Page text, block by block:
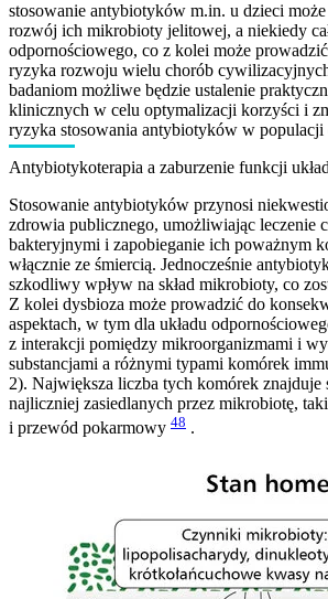
stosowanie antybiotyków m.in. u dzieci może
rozwój ich mikrobioty jelitowej, a niekiedy
odpornościowego, co z kolei może
ryzyka rozwoju wielu chorób
badaniom możliwe będzie ustalenie
klinicznych w celu optymalizacji korzyści i
ryzyka stosowania antybiotyków w populacji
Antybiotykoterapia a zaburzenie funkcji
Stosowanie antybiotyków przynosi
zdrowia publicznego, umożliwiając leczenie
bakteryjnymi i zapobieganie ich poważnym
włącznie ze śmiercią. Jednocześnie
szkodliwy wpływ na skład mikrobioty, co
Z kolei dysbioza może prowadzić do
aspektach, w tym dla układu
z interakcji pomiędzy mikroorganizmami i
substancjami a różnymi typami komórek
2). Największa liczba tych komórek znajduje
najliczniej zasiedlanych przez mikrobiotę,
i przewód pokarmowy 48 .